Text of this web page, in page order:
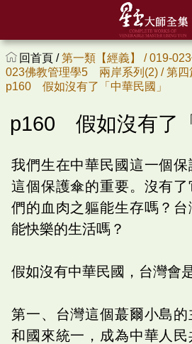
回首頁 /第一類【經義】 /019-
023佛教管理學5 兩岸系列(2) /第四
p160 假如沒有了「中華民國」
p160 假如沒有了
我們生在中華民國這一個
這個保護傘的重要。沒有
們的血肉之軀能生存嗎？
能快樂的生活嗎？
假如沒有中華民國，台灣會
第一、台灣這個蕞爾小島
和國來統一，成為中華人